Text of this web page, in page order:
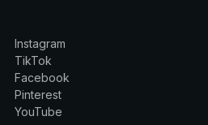
Instagram
TikTok
Facebook
Pinterest
YouTube